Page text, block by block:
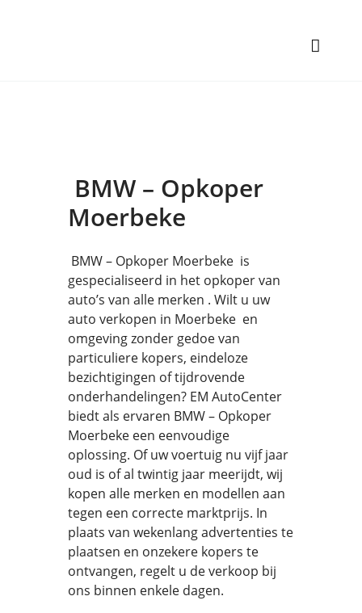
BMW – Opkoper
Moerbeke
BMW – Opkoper Moerbeke is
gespecialiseerd in het opkoper van
auto’s van alle merken . Wilt u uw
auto verkopen in Moerbeke en
omgeving zonder gedoe van
particuliere kopers, eindeloze
bezichtigingen of tijdrovende
onderhandelingen? EM AutoCenter
biedt als ervaren BMW – Opkoper
Moerbeke een eenvoudige
oplossing. Of uw voertuig nu vijf jaar
oud is of al twintig jaar meerijdt, wij
kopen alle merken en modellen aan
tegen een correcte marktprijs. In
plaats van wekenlang advertenties te
plaatsen en onzekere kopers te
ontvangen, regelt u de verkoop bij
ons binnen enkele dagen.